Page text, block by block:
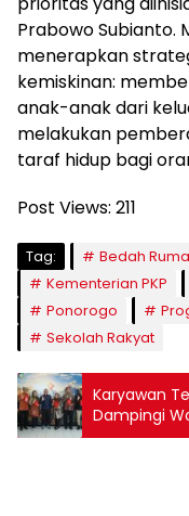
Prabowo Subianto.
menerapkan
kemiskinan:
anak-anak dari
melakukan
taraf hidup bagi
Post Views: 211
Tag: Bedah
Kementerian PKP
Ponorogo
Sekolah Rakyat
Karyawan
Dampingi
Negeriku